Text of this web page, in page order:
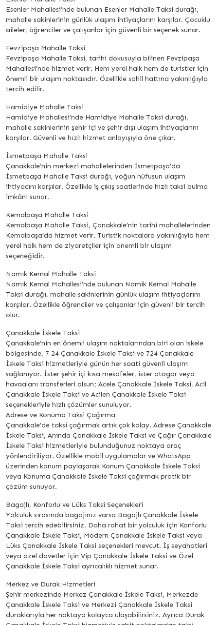
Esenler Mahallesi’nde bulunan Esenler Mahalle Taksi durağı,
mahalle sakinlerinin günlük ulaşım ihtiyaçlarını karşılar. Çocuklu
aileler, öğrenciler ve çalışanlar için güvenli bir seçenek sunar.
Fevzipaşa Mahalle Taksi
Fevzipaşa Mahalle Taksi, tarihi dokusuyla bilinen Fevzipaşa
Mahallesi’nde hizmet verir. Hem yerel halk hem de turistler için
önemli bir ulaşım noktasıdır. Özellikle sahil hattına yakınlığıyla
tercih edilir.
Hamidiye Mahalle Taksi
Hamidiye Mahallesi’nde Hamidiye Mahalle Taksi durağı,
mahalle sakinlerinin şehir içi ve şehir dışı ulaşım ihtiyaçlarını
karşılar. Güvenli ve hızlı hizmet anlayışıyla öne çıkar.
İsmetpaşa Mahalle Taksi
Çanakkale’nin merkezi mahallelerinden İsmetpaşa’da
İsmetpaşa Mahalle Taksi durağı, yoğun nüfusun ulaşım
ihtiyacını karşılar. Özellikle iş çıkış saatlerinde hızlı taksi bulma
imkânı sunar.
Kemalpaşa Mahalle Taksi
Kemalpaşa Mahalle Taksi, Çanakkale’nin tarihi mahallelerinden
Kemalpaşa’da hizmet verir. Turistik noktalara yakınlığıyla hem
yerel halk hem de ziyaretçiler için önemli bir ulaşım
seçeneğidir.
Namık Kemal Mahalle Taksi
Namık Kemal Mahallesi’nde bulunan Namik Kemal Mahalle
Taksi durağı, mahalle sakinlerinin günlük ulaşım ihtiyaçlarını
karşılar. Özellikle öğrenciler ve çalışanlar için güvenli bir tercih
olur.
Çanakkale İskele Taksi
Çanakkale’nin en önemli ulaşım noktalarından biri olan iskele
bölgesinde, 7 24 Çanakkale İskele Taksi ve 724 Çanakkale
İskele Taksi hizmetleriyle günün her saati güvenli ulaşım
sağlanıyor. İster şehir içi kısa mesafeler, ister otogar veya
havaalanı transferleri olsun; Acele Çanakkale İskele Taksi, Acil
Çanakkale İskele Taksi ve Acilen Çanakkale İskele Taksi
seçenekleriyle hızlı çözümler sunuluyor.
Adrese ve Konuma Taksi Çağırma
Çanakkale’de taksi çağırmak artık çok kolay. Adrese Çanakkale
İskele Taksi, Anında Çanakkale İskele Taksi ve Çağır Çanakkale
İskele Taksi hizmetleriyle bulunduğunuz noktaya araç
yönlendiriliyor. Özellikle mobil uygulamalar ve WhatsApp
üzerinden konum paylaşarak Konum Çanakkale İskele Taksi
veya Konuma Çanakkale İskele Taksi çağırmak pratik bir
çözüm sunuyor.
Bagajlı, Konforlu ve Lüks Taksi Seçenekleri
Yolculuk sırasında bagajınız varsa Bagajlı Çanakkale İskele
Taksi tercih edebilirsiniz. Daha rahat bir yolculuk için Konforlu
Çanakkale İskele Taksi, Modern Çanakkale İskele Taksi veya
Lüks Çanakkale İskele Taksi seçenekleri mevcut. İş seyahatleri
veya özel davetler için Vip Çanakkale İskele Taksi ve Özel
Çanakkale İskele Taksi ayrıcalıklı hizmet sunar.
Merkez ve Durak Hizmetleri
Şehir merkezinde Merkez Çanakkale İskele Taksi, Merkezde
Çanakkale İskele Taksi ve Merkezi Çanakkale İskele Taksi
duraklarıyla her noktaya kolayca ulaşabilirsiniz. Ayrıca Durak